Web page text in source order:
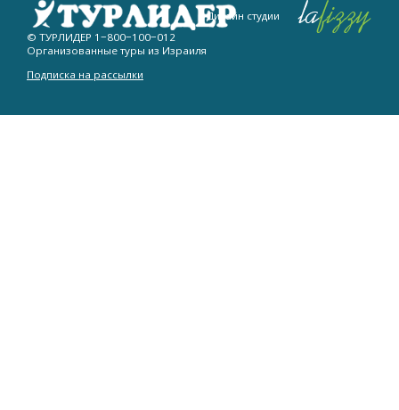
© ТУРЛИДЕР 1−800−100−012
Организованные туры из Израиля
Подписка на рассылки
Дизайн студии